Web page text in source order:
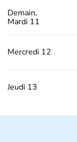
Demain,
Mardi 11
Mercredi 12
Jeudi 13